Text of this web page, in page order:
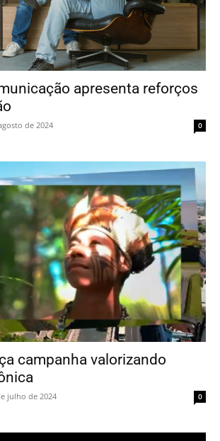
apresenta reforços
de 2024 0
campanha valorizando
julho de 2024 0